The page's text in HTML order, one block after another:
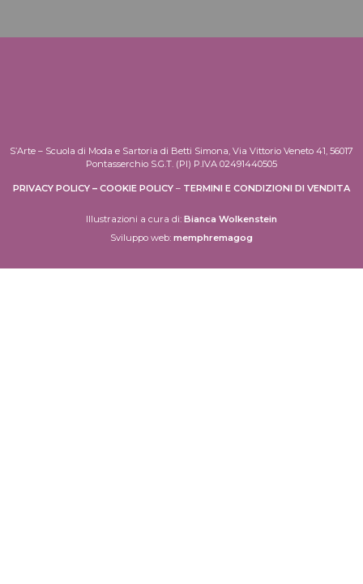
S’Arte – Scuola di Moda e Sartoria di Betti Simona, Via Vittorio Veneto 41, 56017
Pontasserchio S.G.T. (PI) P.IVA 02491440505
PRIVACY POLICY – COOKIE POLICY – TERMINI E CONDIZIONI DI VENDITA
Illustrazioni a cura di: Bianca Wolkenstein
Sviluppo web: memphremagog